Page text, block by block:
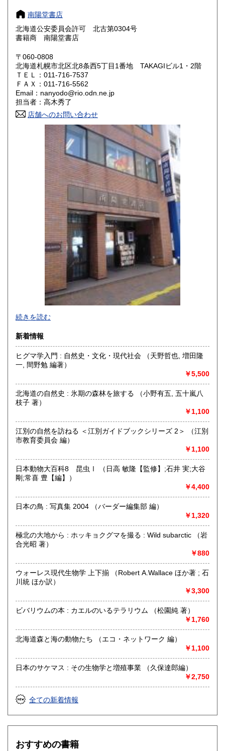
奈良県
鳥取県 210円 島根県
岡山県
山口県 210円
香川県
高知県 210円
長崎県
210円 大分県
210円 鹿児島県
1,500円
南陽堂書店
北海道公安委員会許可 北古第0304号
書籍商 南陽堂書店
〒060-0808
北海道札幌市北区北8条西5丁目1番地 TAKAGIビル1・2階
ＴＥＬ：011-716-7537
ＦＡＸ：011-716-5562
Email：nanyodo@rio.odn.ne.jp
担当者：高木秀了
店舗へのお問い合わせ
創業昭和5年。1階では北方関係、文系専門書、理工書、全集
など、2階は昆虫関係を主にした自然科学書を取り扱いしてい
ます。昆虫関係の和書、洋書共、和書は古書だけでなく新本
(新刊書店では取扱わないい自費出版も含む)も取り扱ってい
ます。全国の同好会の会誌、昆虫関係の研究者の別刷も多数
沿線名：JR又は地下鉄南北線
最寄駅：さっぽろ駅
定休日：日曜・祝日
書籍の買取について
誠実に評価し買取させていただきます。蔵書整理のご相談も
承っております。まずは、お気軽にお問い合わせ下さい。
取り扱い分野
哲学宗教、歴史、自然科学、近代文献、趣味
続きを読む
新着情報
ヒグマ学入門 : 自然史・文化・現代社会 （天野哲也, 増田隆
一, 間野勉 編著）
￥5,500
北海道の自然史 : 氷期の森林を旅する （小野有五, 五十嵐八
枝子 著）
￥1,100
江別の自然を訪ねる ＜江別ガイドブックシリーズ 2＞ （江別
市教育委員会 編）
￥1,100
日本動物大百科8 昆虫Ⅰ （日高 敏隆【監修】;石井 実;大谷
剛;常喜 豊【編】）
￥4,400
日本の鳥 : 写真集 2004 （バーダー編集部 編）
￥1,320
極北の大地から : ホッキョクグマを撮る : Wild subarctic （岩
合光昭 著）
￥880
ウォーレス現代生物学 上下揃 （Robert A.Wallace ほか著 ; 石
川統 ほか訳）
￥3,300
ビバリウムの本 : カエルのいるテラリウム （松園純 著）
￥1,760
北海道森と海の動物たち （エコ・ネットワーク 編）
￥1,100
日本のサケマス : その生物学と増殖事業 （久保達郎編）
￥2,750
全ての新着情報
おすすめの書籍